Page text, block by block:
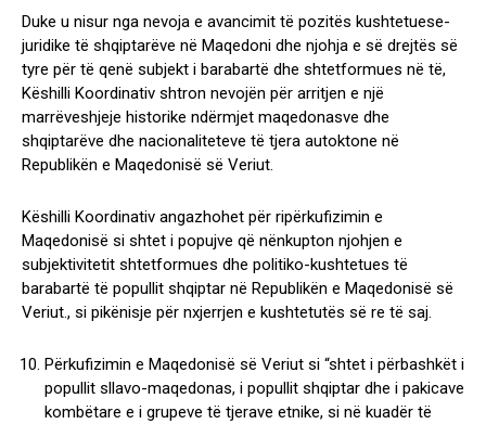
Duke u nisur nga nevoja e avancimit të pozitës kushtetuese-
juridike të shqiptarëve në Maqedoni dhe njohja e së drejtës së
tyre për të qenë subjekt i barabartë dhe shtetformues në të,
Këshilli Koordinativ shtron nevojën për arritjen e një
marrëveshjeje historike ndërmjet maqedonasve dhe
shqiptarëve dhe nacionaliteteve të tjera autoktone në
Republikën e Maqedonisë së Veriut.
Këshilli Koordinativ angazhohet për ripërkufizimin e
Maqedonisë si shtet i popujve që nënkupton njohjen e
subjektivitetit shtetformues dhe politiko-kushtetues të
barabartë të popullit shqiptar në Republikën e Maqedonisë së
Veriut., si pikënisje për nxjerrjen e kushtetutës së re të saj.
Përkufizimin e Maqedonisë së Veriut si “shtet i përbashkët i
popullit sllavo-maqedonas, i popullit shqiptar dhe i pakicave
kombëtare e i grupeve të tjerave etnike, si në kuadër të